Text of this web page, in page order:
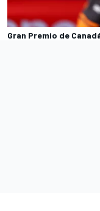
Gran Premio de